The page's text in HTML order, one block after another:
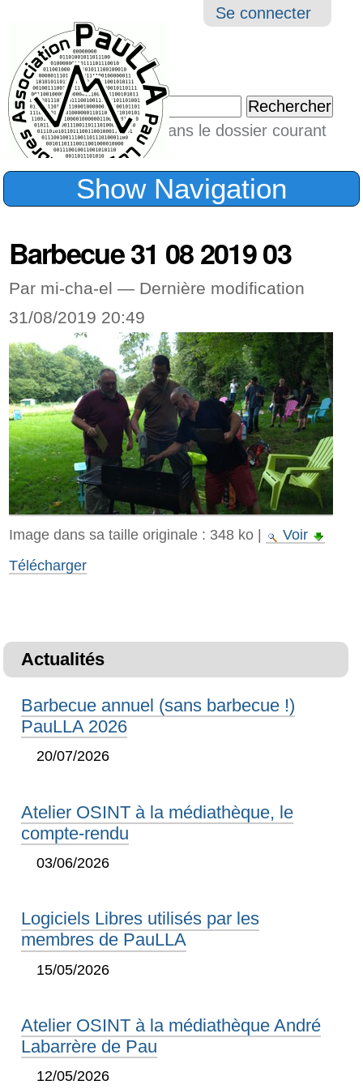
Outils
Se connecter
Chercher par
Seulement dans le dossier courant
Recherche
Show Navigation
Barbecue 31 08 2019 03
Par mi-cha-el — Dernière modification
31/08/2019 20:49
Image dans sa taille originale : 348 ko|
Voir
Télécharger
Actualités
Barbecue annuel (sans barbecue !)
PauLLA 2026
20/07/2026
Atelier OSINT à la médiathèque, le
compte-rendu
03/06/2026
Logiciels Libres utilisés par les
membres de PauLLA
15/05/2026
Atelier OSINT à la médiathèque André
Labarrère de Pau
12/05/2026